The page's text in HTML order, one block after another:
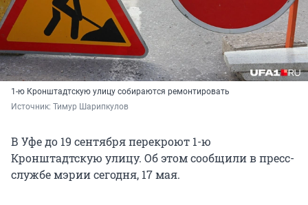
1-ю Кронштадтскую улицу собираются ремонтировать
Источник: Тимур Шарипкулов
В Уфе до 19 сентября перекроют 1-ю
Кронштадтскую улицу. Об этом сообщили в пресс-
службе мэрии сегодня, 17 мая.